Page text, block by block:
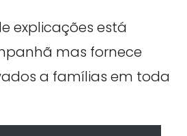
explicações está
mas fornece
a famílias em toda